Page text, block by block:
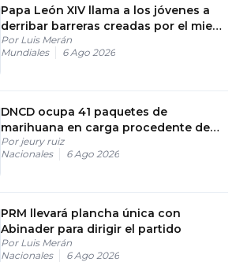
Papa León XIV llama a los jóvenes a
derribar barreras creadas por el miedo
y los prejuicios
Por Luis Merán
Mundiales
6 Ago 2026
DNCD ocupa 41 paquetes de
marihuana en carga procedente de
EE. UU.
Por jeury ruiz
Nacionales
6 Ago 2026
PRM llevará plancha única con
Abinader para dirigir el partido
Por Luis Merán
Nacionales
6 Ago 2026